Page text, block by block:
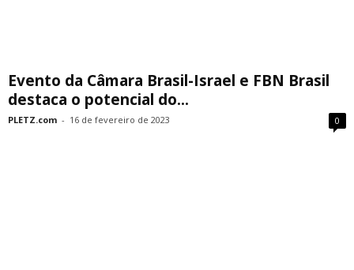
Evento da Câmara Brasil-Israel e FBN Brasil
destaca o potencial do...
PLETZ.com - 16 de fevereiro de 2023 0